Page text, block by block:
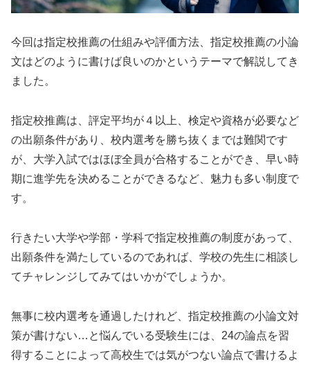
今回は指定校推薦の仕組みや評価方法、指定校推薦の小論
文はどのように書けば良いのかというテーマで解説してき
ました。
指定校推薦は、評定平均が４以上、検定や資格が必要など
の出願条件があり、校内選考を勝ち抜くまでは難関です
が、大学入試ではほぼ全員が合格することができ、早い時
期に進学先を決めることができるなど、魅力も多い制度で
す。
行きたい大学や学部・学科で指定校推薦の制度があって、
出願条件を満たしているのであれば、学校の先生に相談し
てチャレンジしてみてはいかがでしょうか。
無事に校内選考を通過したけれど、指定校推薦の小論文対
策が書けない…と悩んでいる受験生には、24の論点を習
得することによって高校生では気がつない論点で書けるよ